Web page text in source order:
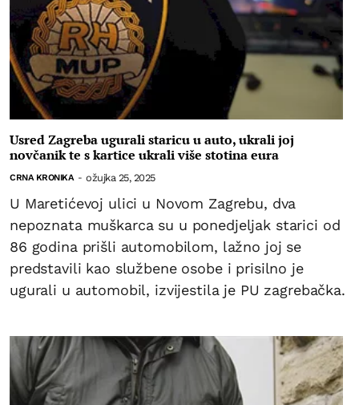
Usred Zagreba ugurali staricu u auto, ukrali joj
novčanik te s kartice ukrali više stotina eura
CRNA KRONIKA - ožujka 25, 2025
U Maretićevoj ulici u Novom Zagrebu, dva
nepoznata muškarca su u ponedjeljak starici od
86 godina prišli automobilom, lažno joj se
predstavili kao službene osobe i prisilno je
ugurali u automobil, izvijestila je PU zagrebačka.